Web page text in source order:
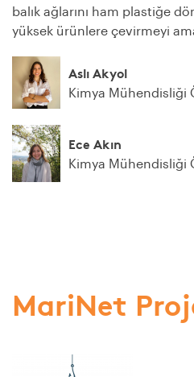
balık ağlarını ham plastiğe
yüksek ürünlere çevirmeyi
Aslı Akyol
Kimya Mühendisliği
Ece Akın
Kimya Mühendisliği
MariNet